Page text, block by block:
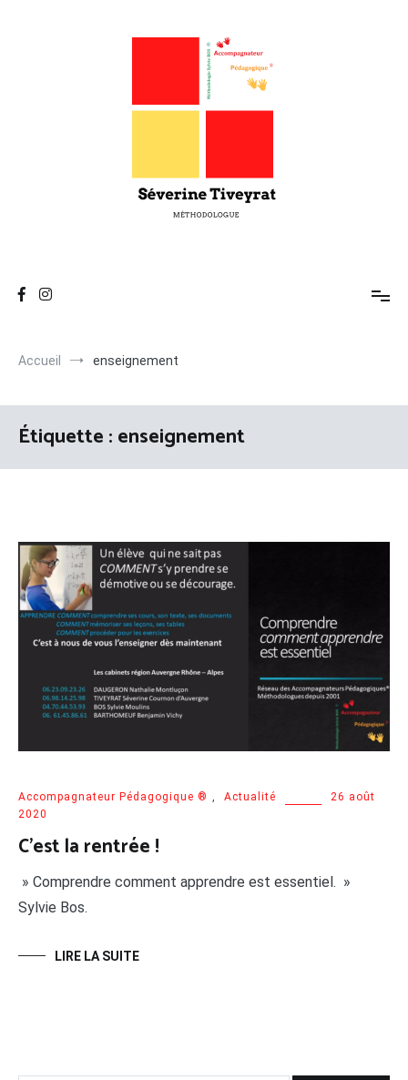
Accueil enseignement
Étiquette :enseignement
Accompagnateur Pédagogique ® Actualité
26 août
2020
C’est la rentrée !
» Comprendre comment apprendre est essentiel. »
Sylvie Bos.
LIRE LA SUITE